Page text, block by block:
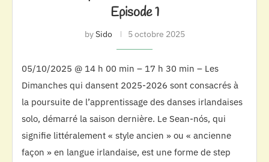
Episode 1
bySido 5 octobre 2025
05/10/2025 @ 14 h 00 min – 17 h 30 min – Les
Dimanches qui dansent 2025-2026 sont consacrés à
la poursuite de l’apprentissage des danses irlandaises
solo, démarré la saison dernière. Le Sean-nós, qui
signifie littéralement « style ancien » ou « ancienne
façon » en langue irlandaise, est une forme de step